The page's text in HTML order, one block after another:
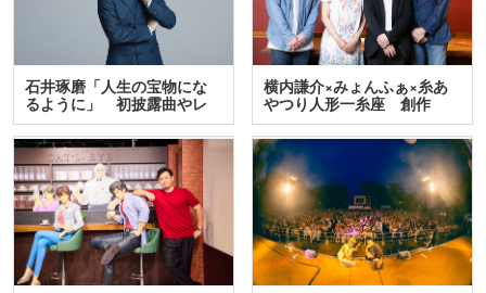
石井琢磨「人生の宝物にな
るように」 初披露曲やレ
ア…
横内謙介×みょんふぁ×糸あ
やつり人形一糸座 創作
人…